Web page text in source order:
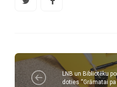
LNB un Bibliotēku
doties “Grāmatai